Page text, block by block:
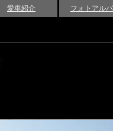
愛車紹介 フォトアル